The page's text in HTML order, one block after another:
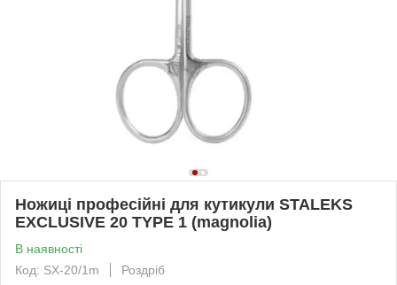
Ножиці професійні для кутикули STALEKS
EXCLUSIVE 20 TYPE 1 (magnolia)
В наявності
Код: SX-20/1m
Роздріб